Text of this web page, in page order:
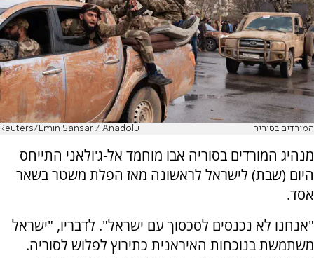
המורדים בסוריה Reuters/Emin Sansar / Anadolu
מנהיג המורדים בסוריה אבו מוחמד אל-ג'ולאני התייחס
היום (שבת) לישראל לראשונה מאז הפלת משטר בשאר
אסד.
"אנחנו לא נכנסים לסכסוך עם ישראל". לדבריו, "ישראל
משתמשת בנוכחות האיראנית כתירוץ לפלוש לסוריה.